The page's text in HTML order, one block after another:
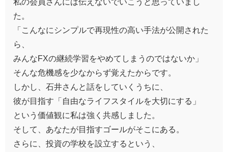
私の会員さんには伝えないでいこうと思っていまし
た。
「こんなにシンプルで再現性の高い手法が公開された
ら、
みんなFXの継続学習をやめてしまうのではないか」
そんな危機感を少なからず覚えたからです。
しかし、石井さんと話をしていくうちに、
彼が目指す「自由なライフスタイルを大切にする」
という価値観に私は強く共感しました。
そして、あなたが目指すゴールがそこにある。
さらに、投資の学校を設立するという、